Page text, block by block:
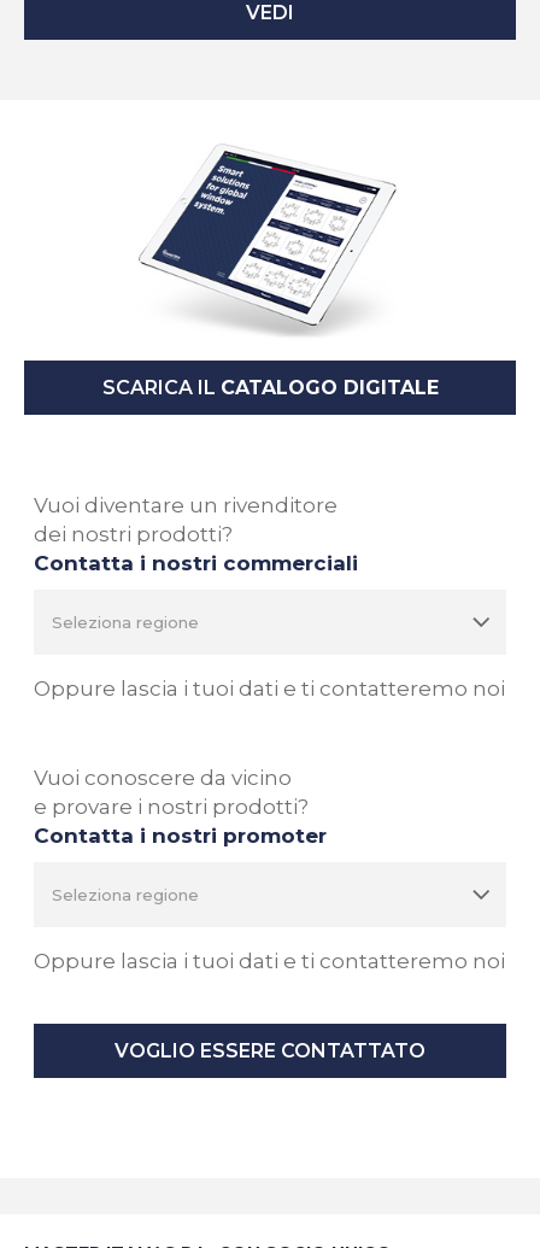
VEDI
SCARICA IL CATALOGO DIGITALE
Vuoi diventare un rivenditore
dei nostri prodotti?
Contatta i nostri commerciali
Oppure lascia i tuoi dati e ti contatteremo noi
Vuoi conoscere da vicino
e provare i nostri prodotti?
Contatta i nostri promoter
Oppure lascia i tuoi dati e ti contatteremo noi
VOGLIO ESSERE CONTATTATO